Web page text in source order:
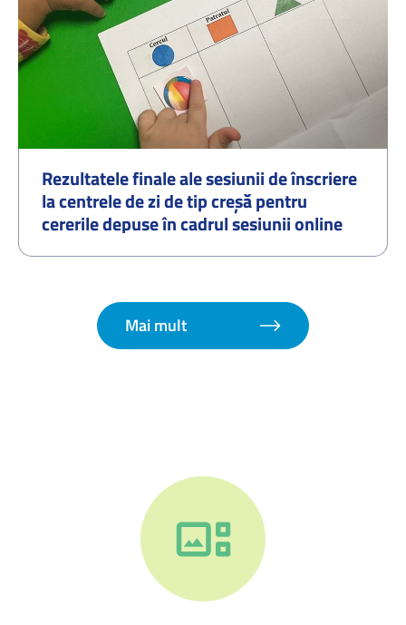
Rezultatele finale ale sesiunii de înscriere
la centrele de zi de tip creșă pentru
cererile depuse în cadrul sesiunii online
septembrie 2026
Mai mult